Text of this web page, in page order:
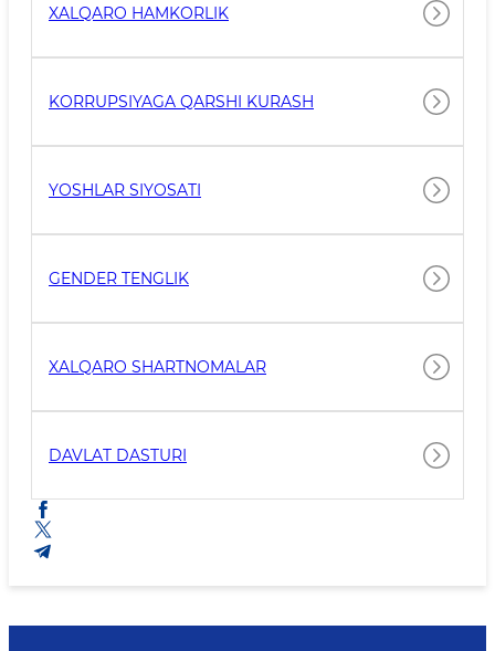
XALQARO HAMKORLIK
KORRUPSIYAGA QARSHI KURASH
YOSHLAR SIYOSATI
GENDER TENGLIK
XALQARO SHARTNOMALAR
DAVLAT DASTURI